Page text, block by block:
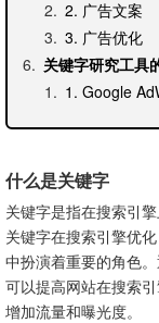
2. 广告文案
3. 广告优化
关键字研究工具
1. Google
关键字的排名和跟
1. 搜索引擎排
2. 关键字排名
3. Google
如何分析和优化
1. 关键字数据
什么是关键字
关键字是指在搜索引
关键字在搜索引擎优
中扮演着重要的角色
可以提高网站在搜索
增加流量和曝光度。